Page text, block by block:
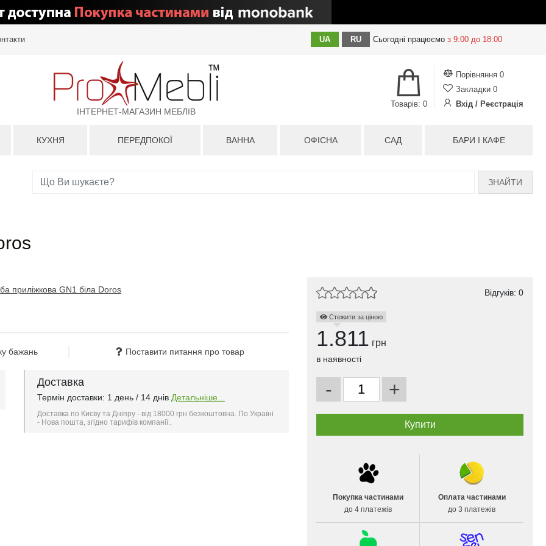
UA RU Сьогодні працюємо з 9:00 до 18:00
ІНТЕРНЕТ-МАГАЗИН МЕБЛІВ
Порівняння 0
Закладки 0
Вхід / Реєстрація
Товарів: 0
КУХНЯ ПЕРЕДПОКОЇ ВАННА ОФІСНА САД БАРИ І КАФЕ
ЗНАЙТИ
бажань Поставити питання про товар
Доставка
Термін доставки: 1 день / 14 днів Детальніше...
Доставка по Києву та Дніпру - від 18000 грн безкоштовна. По Україні
- Нова пошта, згідно тарифів компанії..
Відгуків: 0
Стежити за ціною
1.811 грн
в наявності
- +
Покупка частинами
до 4 платежів
Оплата частинами
до 3 платежів